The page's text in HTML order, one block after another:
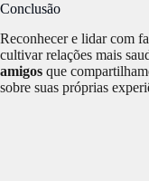
Conclusão
Reconhecer e lidar com
cultivar relações mais
amigos que
sobre suas próprias